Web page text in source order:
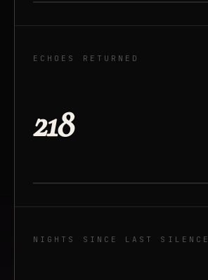
ECHOES RETURNED
218
NIGHTS SINCE LAST SILENCE